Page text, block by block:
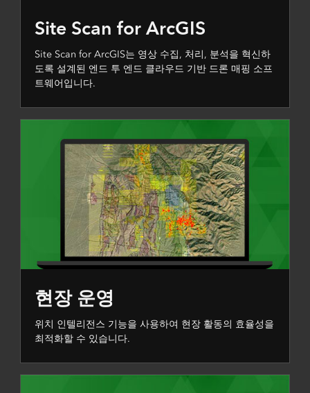
Site Scan for ArcGIS
Site Scan for ArcGIS는 영상 수집, 처리, 분석을 혁신하
도록 설계된 엔드 투 엔드 클라우드 기반 드론 매핑 소프
트웨어입니다.
현장 운영
위치 인텔리전스 기능을 사용하여 현장 활동의 효율성을
최적화할 수 있습니다.